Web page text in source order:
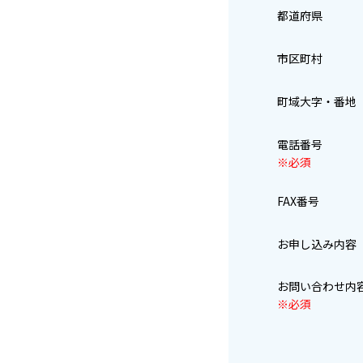
都道府県
市区町村
町域大字・番
電話番号
※必須
FAX番号
お申し込み内容
お問い合わせ
※必須